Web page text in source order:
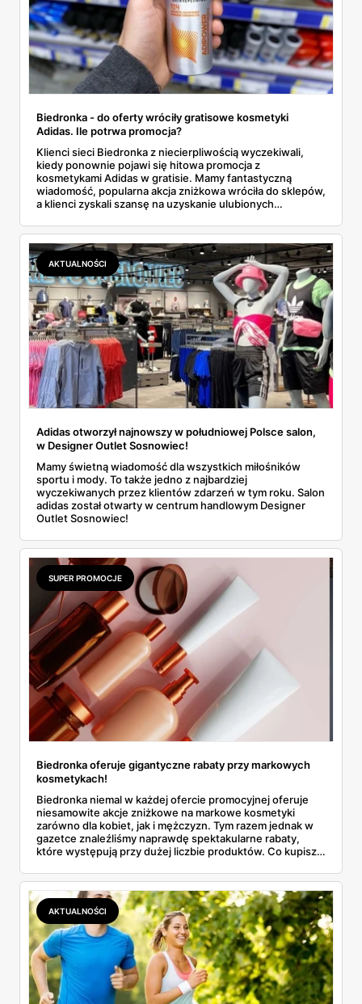
Biedronka - do oferty wróciły gratisowe kosmetyki
Adidas. Ile potrwa promocja?
Klienci sieci Biedronka z niecierpliwością wyczekiwali,
kiedy ponownie pojawi się hitowa promocja z
kosmetykami Adidas w gratisie. Mamy fantastyczną
wiadomość, popularna akcja zniżkowa wróciła do sklepów,
a klienci zyskali szansę na uzyskanie ulubionych
temat tej oferty specjalnej.
AKTUALNOŚCI
Adidas otworzył najnowszy w południowej Polsce salon,
w Designer Outlet Sosnowiec!
Mamy świetną wiadomość dla wszystkich miłośników
sportu i mody. To także jedno z najbardziej
wyczekiwanych przez klientów zdarzeń w tym roku. Salon
adidas został otwarty w centrum handlowym Designer
Outlet Sosnowiec!
SUPER PROMOCJE
Biedronka oferuje gigantyczne rabaty przy markowych
kosmetykach!
Biedronka niemal w każdej ofercie promocyjnej oferuje
niesamowite akcje zniżkowe na markowe kosmetyki
zarówno dla kobiet, jak i mężczyzn. Tym razem jednak w
gazetce znaleźliśmy naprawdę spektakularne rabaty,
które występują przy dużej liczbie produktów. Co kupisz
znajdziesz w naszym artykule. Przeczytaj!
AKTUALNOŚCI